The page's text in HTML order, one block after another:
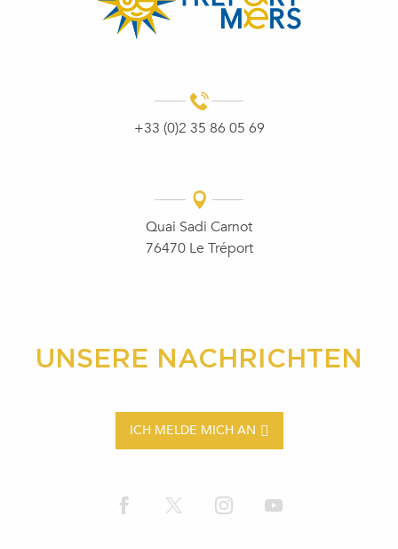
+33 (0)2 35 86 05 69
Quai Sadi Carnot
76470 Le Tréport
UNSERE NACHRICHTEN
ICH MELDE MICH AN